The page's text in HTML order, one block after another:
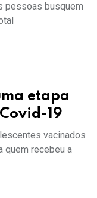
pessoas busquem
etapa
19
vacinados
quem recebeu a